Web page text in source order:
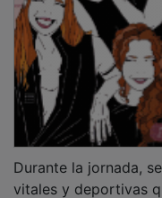
de su intervención,
al “postureo” y
capacidades de cada
PUBLICIDAD